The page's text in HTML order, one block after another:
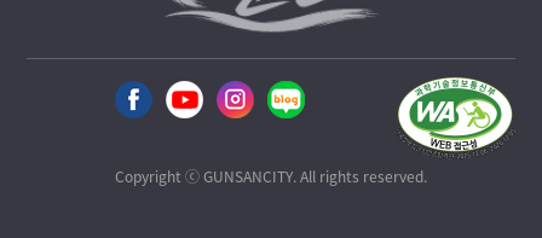
Copyright ⓒ GUNSANCITY. All rights reserved.